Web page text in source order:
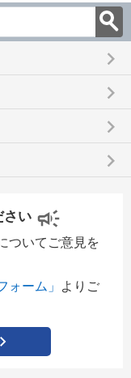
keyboard_arrow_right
keyboard_arrow_right
keyboard_arrow_right
keyboard_arrow_right
さい
ついてご意見を
ォーム」
よりご